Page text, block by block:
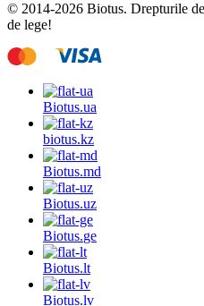
© 2014-2026 Biotus. Drepturile
de lege!
Biotus.ua
biotus.kz
Biotus.md
Biotus.uz
Biotus.ge
Biotus.lt
Biotus.lv